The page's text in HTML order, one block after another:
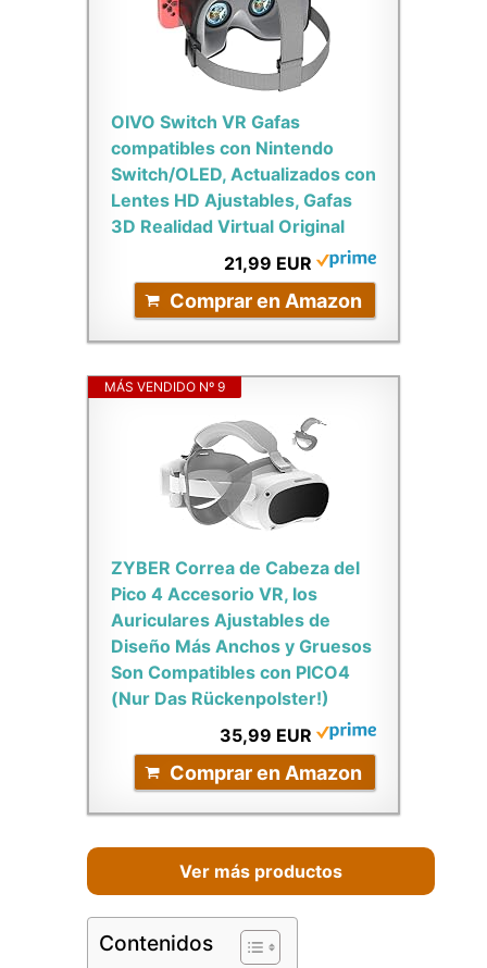
OIVO Switch VR Gafas
compatibles con Nintendo
Switch/OLED, Actualizados con
Lentes HD Ajustables, Gafas
3D Realidad Virtual Original
21,99 EUR
Comprar en Amazon
MÁS VENDIDO Nº 9
ZYBER Correa de Cabeza del
Pico 4 Accesorio VR, los
Auriculares Ajustables de
Diseño Más Anchos y Gruesos
Son Compatibles con PICO4
(Nur Das Rückenpolster!)
35,99 EUR
Comprar en Amazon
Ver más productos
Contenidos